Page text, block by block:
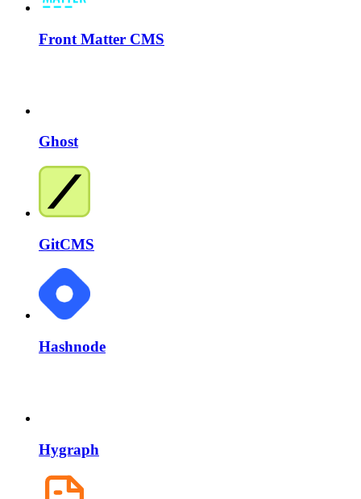
Front Matter CMS
Ghost
GitCMS
Hashnode
Hygraph